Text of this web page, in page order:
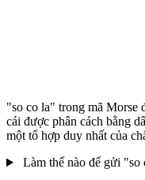
"so co la" trong mã
cái được phân cách bằng
một tổ hợp duy nhất của
Làm thế nào để gửi "so